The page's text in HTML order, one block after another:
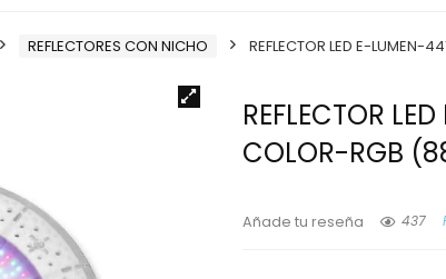
REFLECTORES CON NICHO REFLECTOR LED E-
REFLECTOR
COLOR-RGB
Añade tu reseña 437